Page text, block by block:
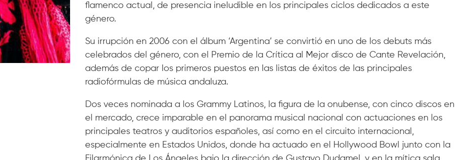
flamenco actual, de presencia ineludible en los principales ciclos dedicados a este
género.
Su irrupción en 2006 con el álbum ‘Argentina’ se convirtió en uno de los debuts más
celebrados del género, con el Premio de la Crítica al Mejor disco de Cante Revelación,
además de copar los primeros puestos en las listas de éxitos de las principales
radiofórmulas de música andaluza.
Dos veces nominada a los Grammy Latinos, la figura de la onubense, con cinco discos en
el mercado, crece imparable en el panorama musical nacional con actuaciones en los
principales teatros y auditorios españoles, así como en el circuito internacional,
especialmente en Estados Unidos, donde ha actuado en el Hollywood Bowl junto con la